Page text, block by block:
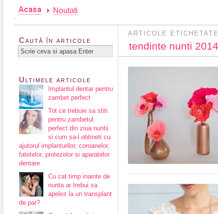
Noutati
ARTICOLE
tendinte nunti 2014
Caută în articole
Ultimele articole
Implantul dentar pentru
zambet perfect
Tot ce trebuie sa stiti
pentru zambetul
perfect din ziua nuntii
si cum sa-l obtineti cu
ajutorul implanturilor, coroanelor,
fatetelor, protezelor si aparatelor
dentare
Cu cat timp inainte de
nunta ar trebui sa
apelez la un transplant
de par?